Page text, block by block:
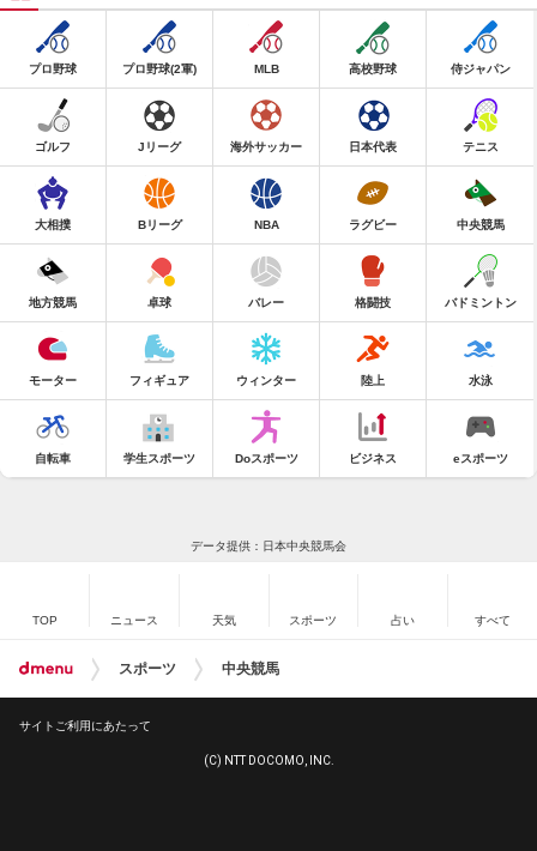
プロ野球 プロ野球(2軍) MLB 高校野球 侍ジャパン
ゴルフ Jリーグ 海外サッカー 日本代表 テニス
大相撲 Bリーグ NBA ラグビー 中央競馬
地方競馬 卓球 バレー 格闘技 バドミントン
モーター フィギュア ウィンター 陸上 水泳
自転車 学生スポーツ Doスポーツ ビジネス eスポーツ
データ提供：日本中央競馬会
TOP ニュース 天気 スポーツ 占い すべて
スポーツ 中央競馬
サイトご利用にあたって
(C) NTT DOCOMO, INC.